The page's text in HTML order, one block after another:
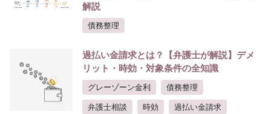
解説
債務整理
過払い金請求とは？【弁護士が解説】デメ
リット・時効・対象条件の全知識
グレーゾーン金利 債務整理
弁護士相談 時効 過払い金請求